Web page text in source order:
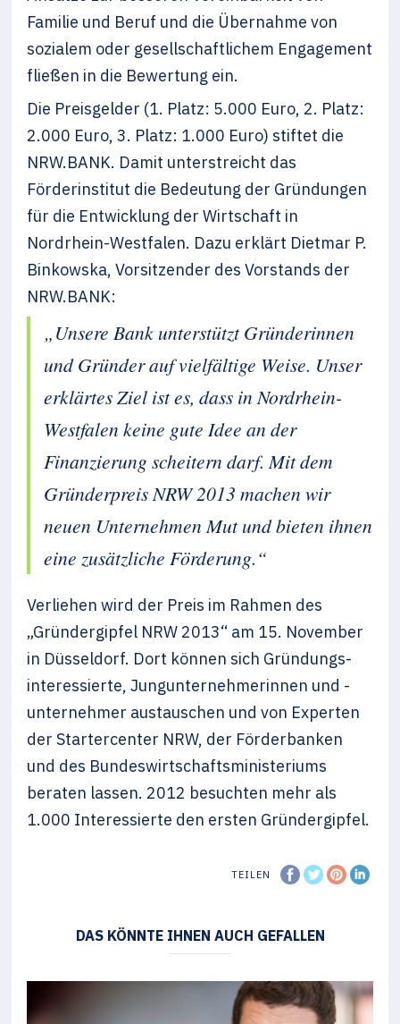
Familie und Beruf und die Übernahme von
sozialem oder gesellschaftlichem Engagement
fließen in die Bewertung ein.
Die Preisgelder (1. Platz: 5.000 Euro, 2. Platz:
2.000 Euro, 3. Platz: 1.000 Euro) stiftet die
NRW.BANK. Damit unterstreicht das
Förderinstitut die Bedeutung der Gründungen
für die Entwicklung der Wirtschaft in
Nordrhein-Westfalen. Dazu erklärt Dietmar P.
Binkowska, Vorsitzender des Vor­stands der
NRW.BANK:
„Unsere Bank unterstützt Gründerinnen
und Gründer auf vielfältige Weise. Unser
erklärtes Ziel ist es, dass in Nord­rhein-
Westfalen keine gute Idee an der
Finanzierung scheitern darf. Mit dem
Gründerpreis NRW 2013 machen wir
neuen Unternehmen Mut und bieten ihnen
eine zusätzliche Förderung.“
Verliehen wird der Preis im Rahmen des
„Gründergipfel NRW 2013“ am 15. November
in Düsseldorf. Dort können sich Gründungs­
interessierte, Jungunternehmerinnen und -
unternehmer austauschen und von Experten
der Startercenter NRW, der Förderbanken
und des Bundeswirtschaftsministeriums
beraten lassen. 2012 besuchten mehr als
1.000 Interessierte den ersten Gründergipfel.
TEILEN
DAS KÖNNTE IHNEN AUCH GEFALLEN